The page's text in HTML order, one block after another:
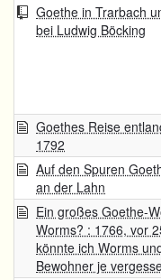
Goethe in Trarbach
bei Ludwig Böcking
Goethes Reise
1792
Auf den Spuren
an der Lahn
Ein großes Goethe-
Worms? : 1766, vor
könnte ich Worms
Bewohner je